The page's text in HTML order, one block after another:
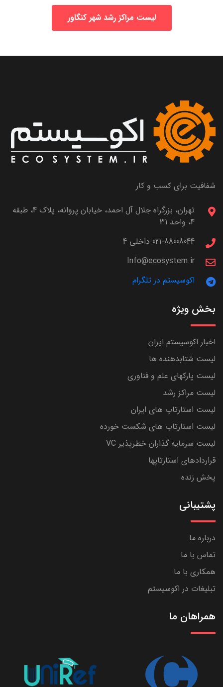
لیست مراکز رشد شهر کنگاور
شفافیت برای کسب و کار
تهران، بزرگراه جلال آل احمد، خیابان پروانه، پلاک 4، طبقه
4، واحد 31
021-88008044 داخلی 4
Info@ecosystem.ir
اکوسیستم در تلگرام
بخش ویژه
اخبار اکوسیستم ایران
لیست شتابدهنده ها
لیست پارکهای علم و فناوری
لیست مراکز رشد
لیست استارتاپ های ایران
لیست استارتاپ های شکست خورده
لیست سرمایه گذاران خطرپذیر VC
قراردادهای استارتاپها
پخش زنده
پشتیبانی
درباره ما
تماس با ما
همکاری با ما
تبلیغات در اکوسیستم
همراهان ما